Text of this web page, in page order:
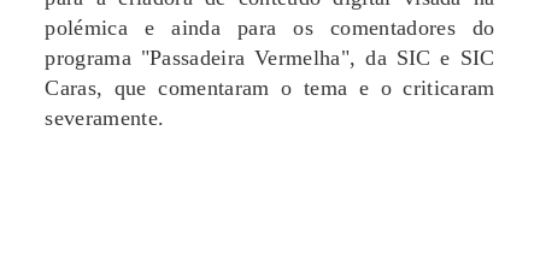
polémica e ainda para os comentadores do
programa "Passadeira Vermelha", da SIC e SIC
Caras, que comentaram o tema e o criticaram
severamente.